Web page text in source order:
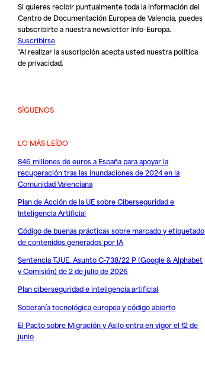
Si quieres recibir puntualmente toda la información del
Centro de Documentación Europea de Valencia, puedes
subscribirte a nuestra newsletter Info-Europa.
Suscribirse
*Al realizar la suscripción acepta usted nuestrapolítica
de privacidad.
SÍGUENOS
LO MÁS LEÍDO
846 millones de euros a España para apoyar la
recuperación tras las inundaciones de 2024 en la
Comunidad Valenciana
Plan de Acción de la UE sobre Ciberseguridad e
Inteligencia Artificial
Código de buenas prácticas sobre marcado y etiquetado
de contenidos generados por IA
Sentencia TJUE. Asunto C-738/22 P (Google & Alphabet
v Comisión) de 2 de julio de 2026
Plan ciberseguridad e inteligencia artificial
Soberanía tecnológica europea y código abierto
El Pacto sobre Migración y Asilo entra en vigor el 12 de
junio